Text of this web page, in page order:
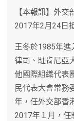
【本報訊】外
2017年2月24日
王冬於1985年進
律司、駐肯尼亞
他國際組織代表
民代表大會常務
年，任外交部香
2017年１月，任